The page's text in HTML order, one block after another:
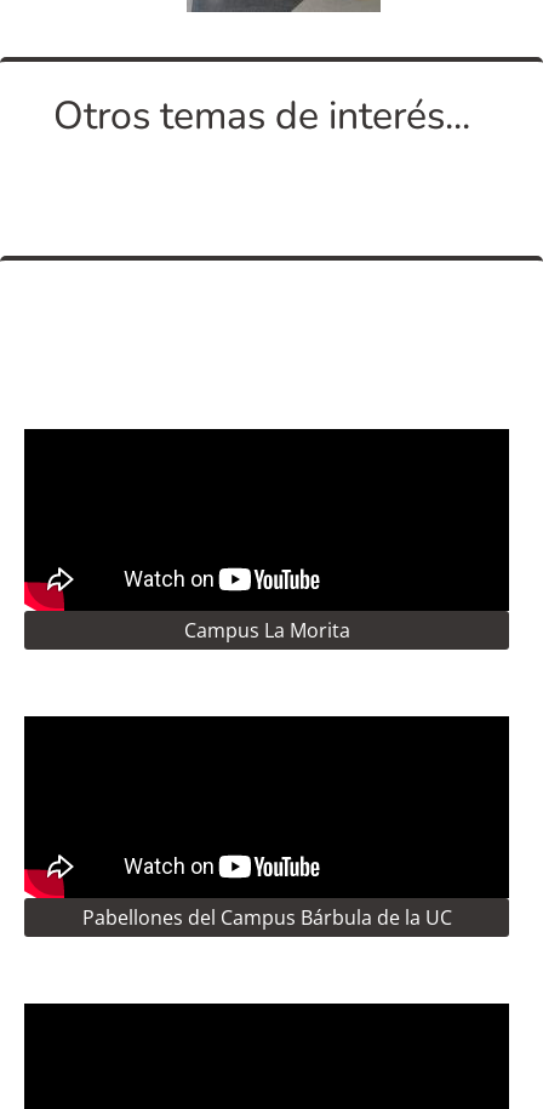
Otros temas de interés...
Campus La Morita
Pabellones del Campus Bárbula de la UC